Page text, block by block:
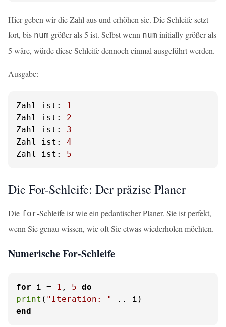
Hier geben wir die Zahl aus und erhöhen sie. Die Schleife setzt
fort, bis num größer als 5 ist. Selbst wenn num initially größer als
5 wäre, würde diese Schleife dennoch einmal ausgeführt werden.
Ausgabe:
Zahl ist:
1
Zahl ist:
2
Zahl ist:
3
Zahl ist:
4
Zahl ist:
5
Die For-Schleife: Der präzise Planer
Die for-Schleife ist wie ein pedantischer Planer. Sie ist perfekt,
wenn Sie genau wissen, wie oft Sie etwas wiederholen möchten.
Numerische For-Schleife
for i = 1 , 5 do
print ( "Iteration: "
end